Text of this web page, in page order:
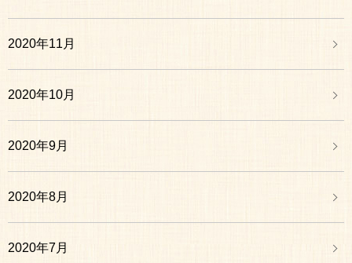
2020年11月
2020年10月
2020年9月
2020年8月
2020年7月